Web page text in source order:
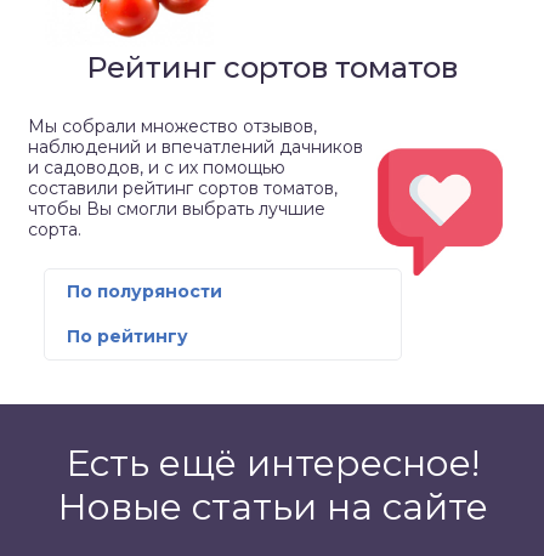
Рейтинг сортов томатов
Мы собрали множество отзывов,
наблюдений и впечатлений дачников
и садоводов, и с их помощью
составили рейтинг сортов томатов,
чтобы Вы смогли выбрать лучшие
сорта.
По полуряности
По рейтингу
Есть ещё интересное!
Новые статьи на сайте